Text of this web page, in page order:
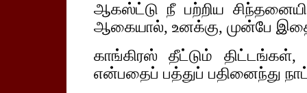
ஆகஸ்ட்டு நீ பற்றிய
ஆகையால், உனக்கு, முன்பே
காங்கிரஸ் தீட்டும்
என்பதைப் பத்துப் பதினைந்து